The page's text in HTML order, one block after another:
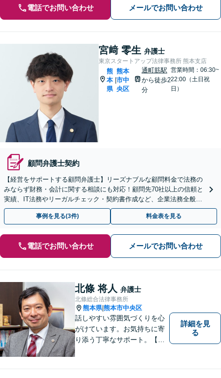
電話でお問い合わせ メールでお問い合わせ
宮﨑 零生 弁護士
東京スタートアップ法律事務所 熊本支店
熊
本
県
|
熊本
市中
央区
通町筋駅
から徒歩2
分
営業時間：06:30~
22:00（土日祝
日）
顧問弁護士契約
【経営をサポートする顧問弁護士】リーズナブルな顧問料金で法務の
みならず財務・会計に関する相談にも対応！顧問先70社以上の信頼と
実績、IT法務やリーガルチェック・契約書作成など、企業法務全般に
ついてお気軽にご相談ください。
事例を見る(3件) 料金表を見る
電話でお問い合わせ メールでお問い合わせ
北條 将人 弁護士
北條総合法律事務所
熊本県|熊本市中央区
話しやすい雰囲気づくりを心
がけています。お気持ちに寄
り添う丁寧なサポート。【借
用】証拠集めから手厚くサポ
詳細を見
る